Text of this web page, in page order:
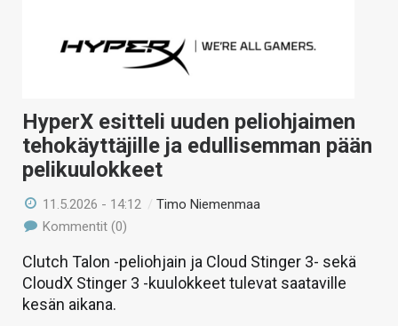
HINTA.FI
VAIHDA TEEMA
HyperX esitteli uuden peliohjaimen
tehokäyttäjille ja edullisemman pään
pelikuulokkeet
11.5.2026 - 14:12 /Timo Niemenmaa
Kommentit (0)
Clutch Talon -peliohjain ja Cloud Stinger 3- sekä
CloudX Stinger 3 -kuulokkeet tulevat saataville
kesän aikana.